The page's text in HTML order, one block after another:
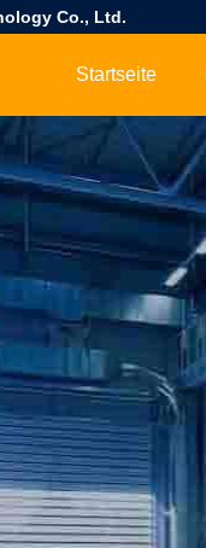
Co., Ltd.
Startseite